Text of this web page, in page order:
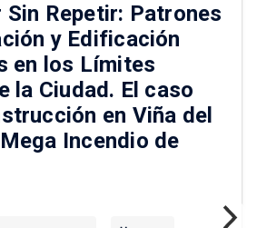
Repetir: Patrones
y Edificación
en los Límites
la Ciudad. El caso
en Viña del
Incendio de